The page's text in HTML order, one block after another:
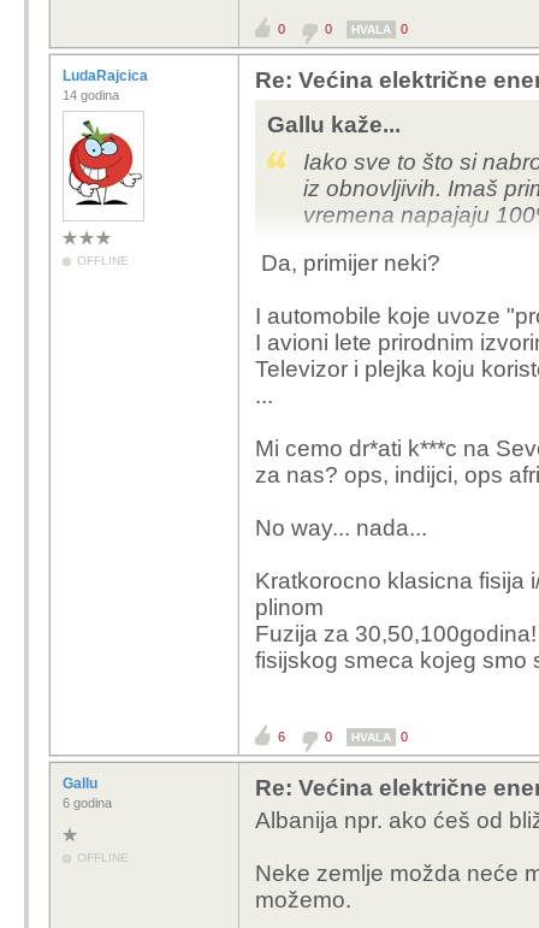
0 0 HVALA 0
LudaRajcica
14 godina
OFFLINE
Re: Većina električne
Gallu kaže...
Iako sve to što si
iz obnovljivih. Imaš
vremena napajaju
Da, primijer neki?
I automobile koje uvoze
I avioni lete prirodnim
Televizor i plejka koju
...
Mi cemo dr*ati k***c na
za nas? ops, indijci, ops
No way... nada...
Kratkorocno klasicna fisija
plinom
Fuzija za
fisijskog smeca kojeg smo
6 0 HVALA 0
Gallu
6 godina
OFFLINE
Re: Većina električne
Albanija npr. ako ćeš od
Neke zemlje možda neće
možemo.